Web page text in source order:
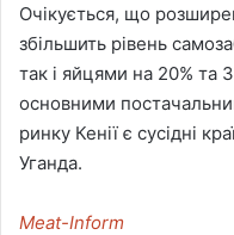
Очікується, що
збільшить рівень
так і яйцями на 20% та
основними
ринку Кенії є сусідні
Уганда.
Meat-Inform